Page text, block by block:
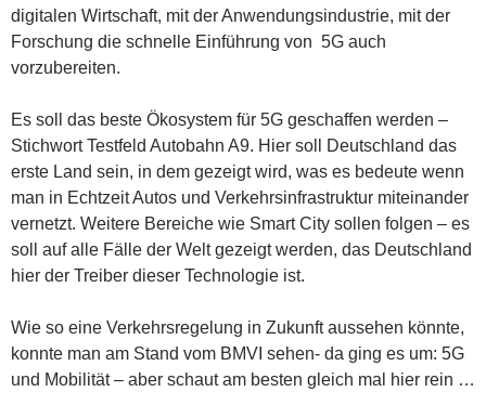
digitalen Wirtschaft, mit der Anwendungsindustrie, mit der
Forschung die schnelle Einführung von 5G auch
vorzubereiten.
Es soll das beste Ökosystem für 5G geschaffen werden –
Stichwort Testfeld Autobahn A9. Hier soll Deutschland das
erste Land sein, in dem gezeigt wird, was es bedeute wenn
man in Echtzeit Autos und Verkehrsinfrastruktur miteinander
vernetzt. Weitere Bereiche wie Smart City sollen folgen – es
soll auf alle Fälle der Welt gezeigt werden, das Deutschland
hier der Treiber dieser Technologie ist.
Wie so eine Verkehrsregelung in Zukunft aussehen könnte,
konnte man am Stand vom BMVI sehen- da ging es um: 5G
und Mobilität – aber schaut am besten gleich mal hier rein …